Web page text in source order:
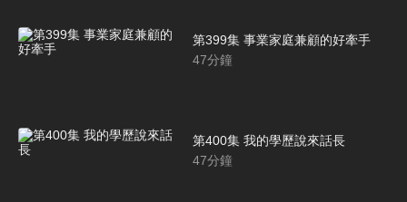
第399集 事業家庭兼顧的好牽手
47分鐘
第400集 我的學歷說來話長
47分鐘